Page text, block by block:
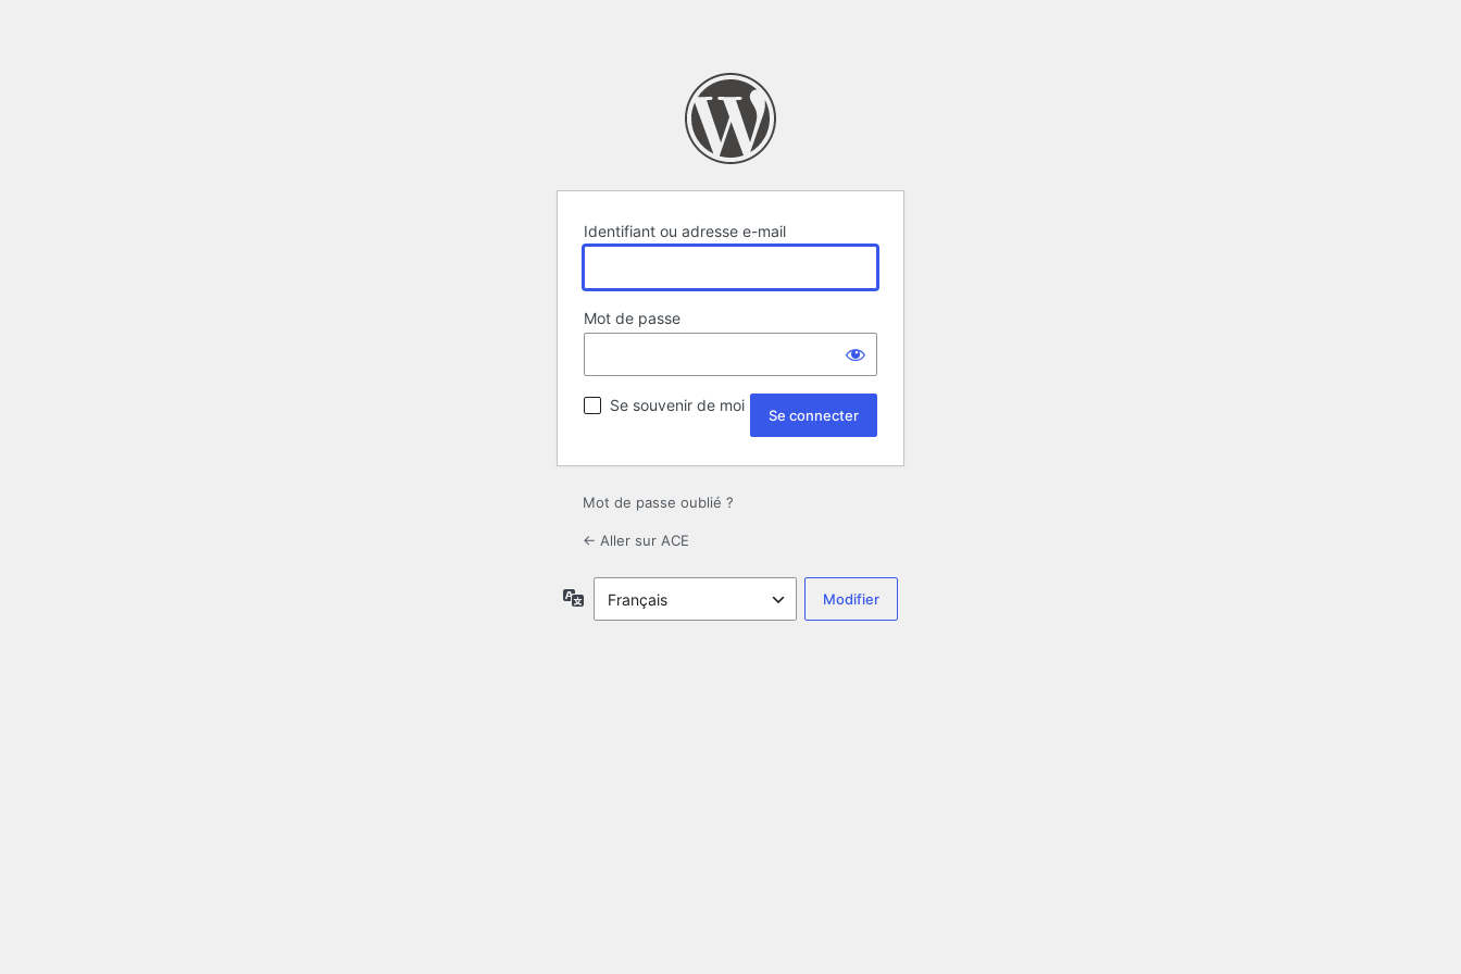
Identifiant ou adresse e-mail
Mot de passe
Se souvenir de moi
Mot de passe oublié ?
← Aller sur ACE
Langue